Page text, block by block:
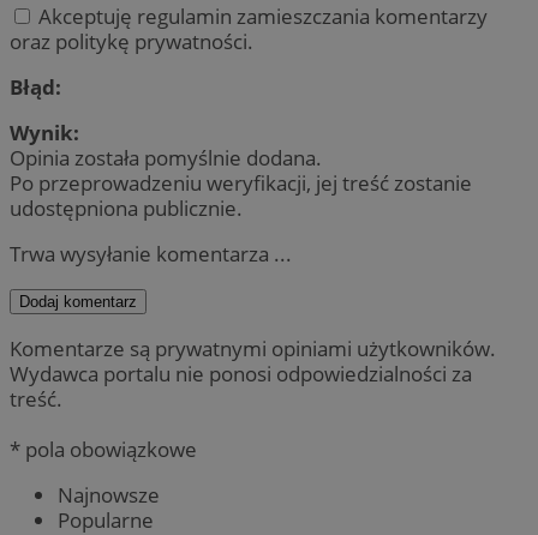
Akceptuję regulamin zamieszczania komentarzy
oraz politykę prywatności.
Błąd:
Wynik:
Opinia została pomyślnie dodana.
Po przeprowadzeniu weryfikacji, jej treść zostanie
udostępniona publicznie.
Trwa wysyłanie komentarza ...
Dodaj komentarz
Komentarze są prywatnymi opiniami użytkowników.
Wydawca portalu nie ponosi odpowiedzialności za
treść.
* pola obowiązkowe
Najnowsze
Popularne